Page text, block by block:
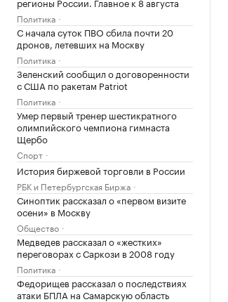
Политика
С начала суток ПВО сбила почти 20
дронов, летевших на Москву
Политика
Зеленский сообщил о договоренности
с США по ракетам Patriot
Политика
Умер первый тренер шестикратного
олимпийского чемпиона гимнаста
Щербо
Спорт
История биржевой торговли в России
РБК и Петербургская Биржа
Синоптик рассказал о «первом визите
осени» в Москву
Общество
Медведев рассказал о «жестких»
переговорах с Саркози в 2008 году
Политика
Федорищев рассказал о последствиях
атаки БПЛА на Самарскую область